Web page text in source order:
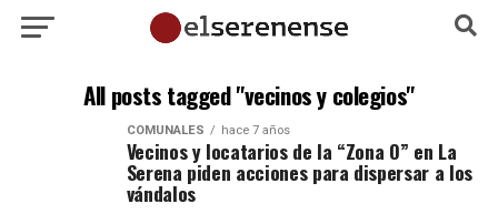
All posts tagged "vecinos y colegios"
COMUNALES hace 7 años
Vecinos y locatarios de la “Zona O” en La
Serena piden acciones para dispersar a los
vándalos